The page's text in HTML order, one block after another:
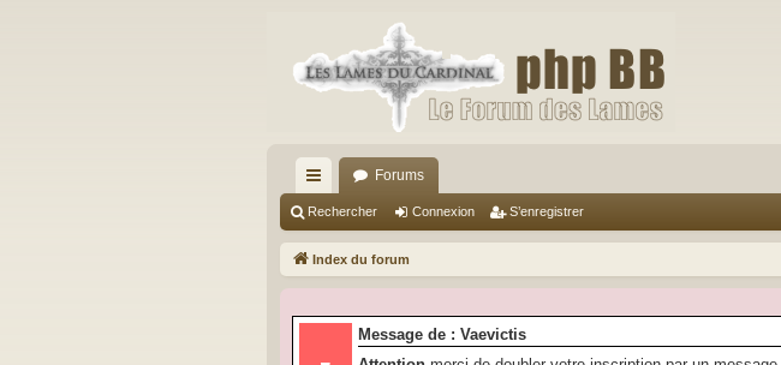
cc
ès
pi
Forums
Rechercher Connexion S’enregistrer
Index du forum
Message de : Vaevictis